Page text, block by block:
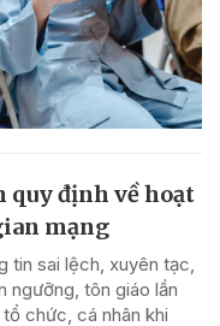
định về hoạt
mạng
tin sai lệch, xuyên tạc,
ngưỡng, tôn giáo lần
chức, cá nhân khi